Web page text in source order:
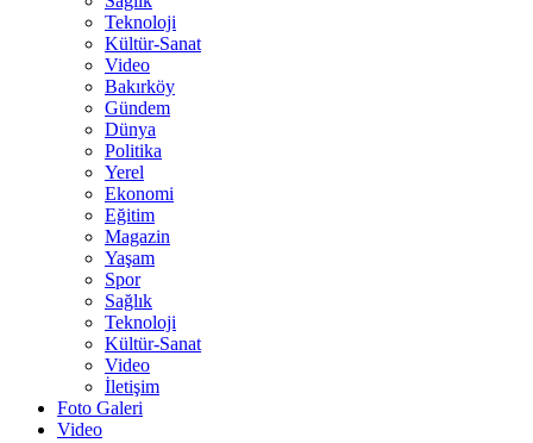
Teknoloji
Kültür-Sanat
Video
Bakırköy
Gündem
Dünya
Politika
Yerel
Ekonomi
Eğitim
Magazin
Yaşam
Spor
Sağlık
Teknoloji
Kültür-Sanat
Video
İletişim
Foto Galeri
Video